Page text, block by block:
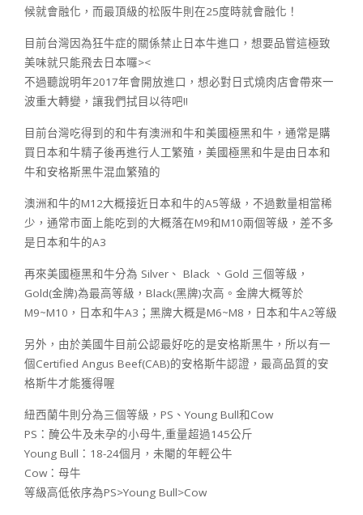
候就會融化，而最頂級的松阪牛則在25度時就會融化！
目前台灣因為狂牛症的關係禁止日本牛進口，想要品嘗這極致
美味就只能飛去日本囉><
不過聽說明年2017年會開放進口，想必對日式燒肉店會帶來一
波重大轉變，讓我們拭目以待吧!!
目前台灣吃得到的和牛有澳洲和牛和美國極黑和牛，通常是購
買日本和牛精子後再進行人工繁殖，美國極黑和牛是由日本和
牛和安格斯黑牛混血繁殖的
澳洲和牛的M12大概接近日本和牛的A5等級，不過數量相當稀
少，通常市面上能吃到的大概落在M9和M10兩個等級，差不多
是日本和牛的A3
再來美國極黑和牛分為 Silver、 Black 、Gold 三個等級，
Gold(金牌)為最高等級，Black(黑牌)次高。金牌大概等於
M9~M10，日本和牛A3；黑牌大概是M6~M8，日本和牛A2等級
另外，由於美國牛目前公認最好吃的是安格斯黑牛，所以有一
個Certified Angus Beef(CAB)的安格斯牛認證，最高品質的安
格斯牛才能獲得喔
紐西蘭牛則分為三個等級，PS、Young Bull和Cow
PS：醃公牛及未孕的小母牛,重量超過145公斤
Young Bull：18-24個月，未閹的年輕公牛
Cow：母牛
等級高低依序為PS>Young Bull>Cow